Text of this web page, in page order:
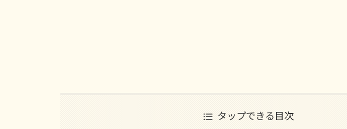
タップできる目次